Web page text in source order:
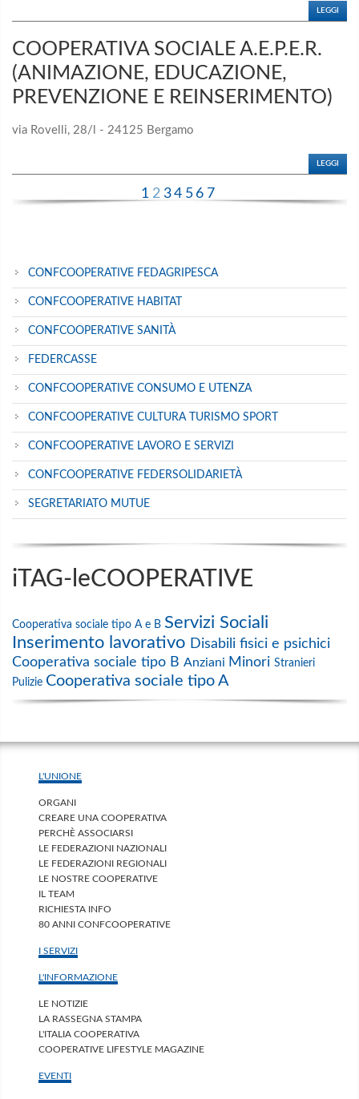
LEGGI
COOPERATIVA SOCIALE A.E.P.E.R.
(ANIMAZIONE, EDUCAZIONE,
PREVENZIONE E REINSERIMENTO)
via Rovelli, 28/l - 24125 Bergamo
LEGGI
1 2 34 5 6 7
CONFCOOPERATIVE FEDAGRIPESCA
CONFCOOPERATIVE HABITAT
CONFCOOPERATIVE SANITÀ
FEDERCASSE
CONFCOOPERATIVE CONSUMO E UTENZA
CONFCOOPERATIVE CULTURA TURISMO SPORT
CONFCOOPERATIVE LAVORO E SERVIZI
CONFCOOPERATIVE FEDERSOLIDARIETÀ
SEGRETARIATO MUTUE
iTAG-leCOOPERATIVE
Cooperativa sociale tipo A e B Servizi Sociali
Inserimento lavorativo Disabili fisici e psichici
Cooperativa sociale tipo B Anziani Minori Stranieri
Pulizie Cooperativa sociale tipo A
L'UNIONE
ORGANI
CREARE UNA COOPERATIVA
PERCHÈ ASSOCIARSI
LE FEDERAZIONI NAZIONALI
LE FEDERAZIONI REGIONALI
LE NOSTRE COOPERATIVE
IL TEAM
RICHIESTA INFO
80 ANNI CONFCOOPERATIVE
I SERVIZI
L'INFORMAZIONE
LE NOTIZIE
LA RASSEGNA STAMPA
L'ITALIA COOPERATIVA
COOPERATIVE LIFESTYLE MAGAZINE
EVENTI